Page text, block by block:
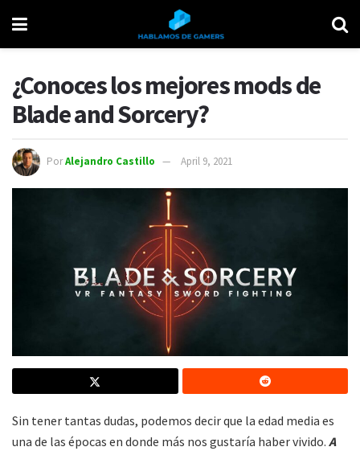
¿Conoces los mejores mods de
Blade and Sorcery?
PorAlejandro Castillo April 9, 2021
Sin tener tantas dudas, podemos decir que la edad media es
una de las épocas en donde más nos gustaría haber vivido. A